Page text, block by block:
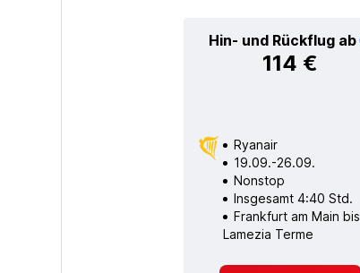
Hin- und Rückflug ab
114 €
Ryanair
19.09.-26.09.
Nonstop
Insgesamt 4:40 Std.
Frankfurt am Main bis
Lamezia Terme